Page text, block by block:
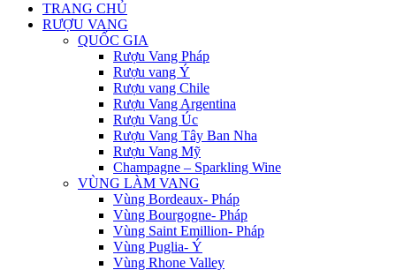
TRANG CHỦ
RƯỢU VANG
QUỐC GIA
Rượu Vang Pháp
Rượu vang Ý
Rượu vang Chile
Rượu Vang Argentina
Rượu Vang Úc
Rượu Vang Tây Ban Nha
Rượu Vang Mỹ
Champagne – Sparkling Wine
VÙNG LÀM VANG
Vùng Bordeaux- Pháp
Vùng Bourgogne- Pháp
Vùng Saint Emillion- Pháp
Vùng Puglia- Ý
Vùng Rhone Valley